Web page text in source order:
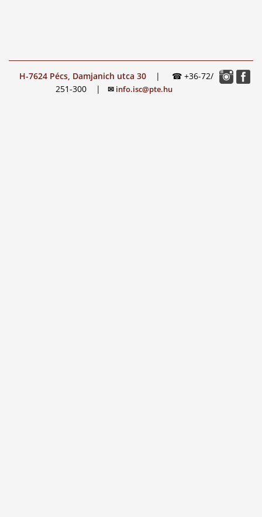
H-7624 Pécs, Damjanich utca 30 | ☎ +36-72/
251-300
| ✉ info.isc@pte.hu